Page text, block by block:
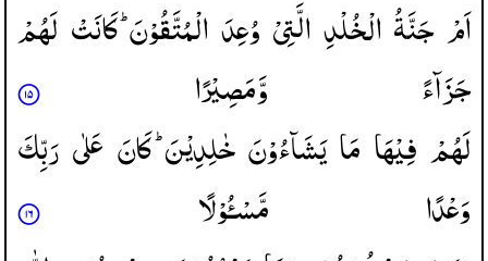
اَمْجَنَّةُ الْخُلْدِ الَّتِیْ وُعِدَ الْمُتَّقُوْنَ ؕكَانَتْ لَهُمْ
جَزَآءً
وَّمَصِیْرًا
لَهُمْ فِیْهَا مَا یَشَآءُوْنَ خٰلِدِیْنَ ؕ كَانَ عَلٰی رَبِّكَ
وَعْدًا
مَّسْـُٔوْلًا